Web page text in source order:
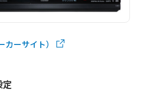
カーサイト）
定